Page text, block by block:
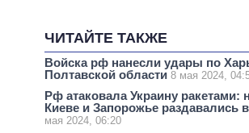
ЧИТАЙТЕ ТАКЖЕ
Войска рф нанесли удары по
Полтавской области 8 мая 2024,
Рф атаковала Украину ракетами:
Киеве и Запорожье раздавались
мая 2024, 06:20